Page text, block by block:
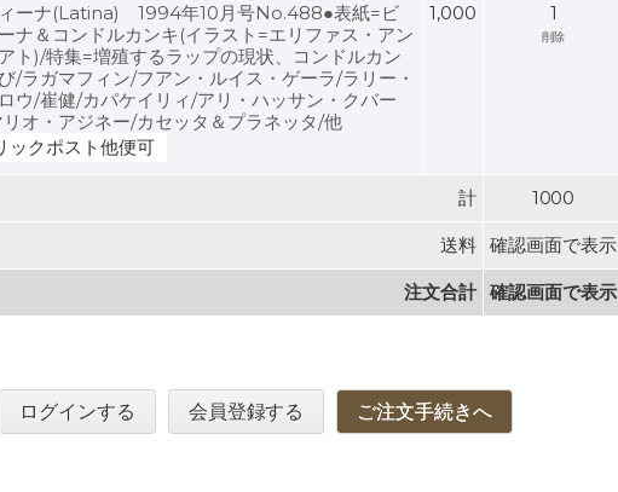
ーナ(Latina) 1994年10月号No.488●表紙=ビ
ナ＆コンドルカンキ(イラスト=エリファス・アン
ト)/特集=増殖するラップの現状、コンドルカン
/ラガマフィン/フアン・ルイス・ゲーラ/ラリー・
ウ/崔健/カパケイリィ/アリ・ハッサン・クバー
リオ・アジネー/カセッタ＆プラネッタ/他
ックポスト他便可
1,000 1
削除
計 1000
送料 確認画面で表示
注文合計 確認画面で表示
ログインする 会員登録する ご注文手続きへ